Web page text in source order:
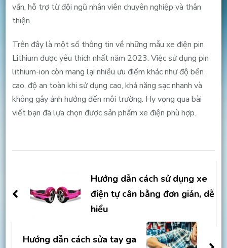
vấn, hỗ trợ từ đội ngũ nhân viên chuyên nghiệp và thân
thiện.
Trên đây là một số thông tin về những mẫu xe điện pin
Lithium được yêu thích nhất năm 2023. Việc sử dụng pin
lithium-ion còn mang lại nhiều ưu điểm khác như độ bền
cao, độ an toàn khi sử dụng cao, khả năng sạc nhanh và
không gây ảnh hưởng đến môi trường. Hy vọng qua bài
viết bạn đã lựa chọn được sản phẩm xe điện phù hợp.
NavigationHướng dẫn cách sử dụng xe
điện tự cân bằng đơn giản, dễ
hiểu
Hướng dẫn cách sửa tay ga